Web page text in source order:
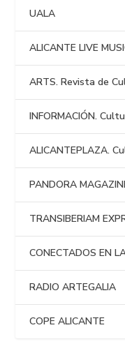
UALA
ALICANTE LIVE
ARTS. Revista de
INFORMACIÓN.
ALICANTEPLAZA.
PANDORA
TRANSIBERIAM
CONECTADOS EN
RADIO ARTEGALIA
COPE ALICANTE